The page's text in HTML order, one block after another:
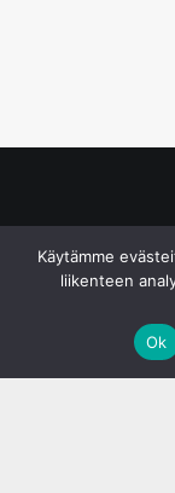
Käytämme
liikenteen
Ok